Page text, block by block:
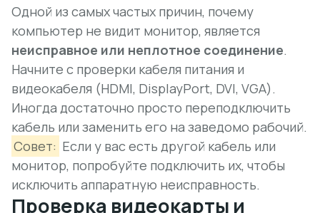
Одной из самых частых причин, почему
компьютер не видит монитор, является
неисправное или неплотное соединение.
Начните с проверки кабеля питания и
видеокабеля (HDMI, DisplayPort, DVI, VGA).
Иногда достаточно просто переподключить
кабель или заменить его на заведомо рабочий.
Совет: Если у вас есть другой кабель или
монитор, попробуйте подключить их, чтобы
исключить аппаратную неисправность.
Проверка видеокарты и